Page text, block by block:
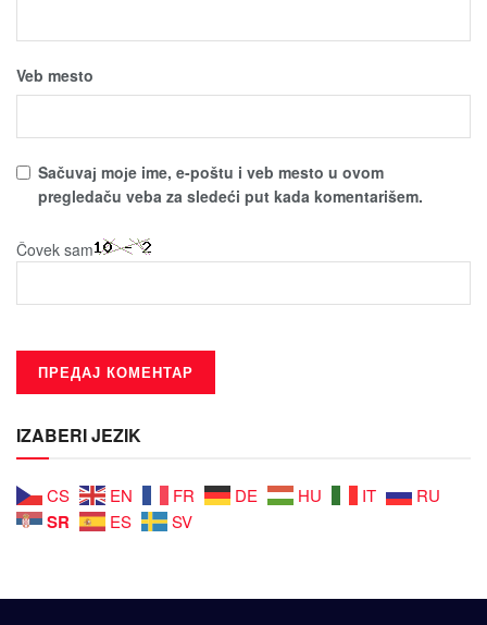
Veb mesto
Sačuvaј moјe ime, e-poštu i veb mesto u ovom
pregledaču veba za sledeći put kada komentarišem.
Čovek sam
IZABERI JEZIK
CS EN FR DE HU IT RU
SR ES SV